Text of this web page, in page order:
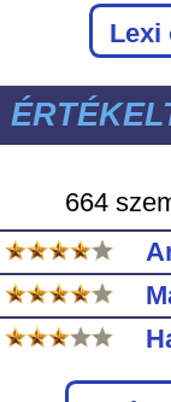
Lexi
664